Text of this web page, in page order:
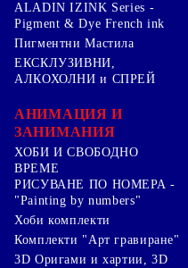
ALADIN IZINK Series -
Pigment & Dye French ink
Пигментни Мастила
ЕКСКЛУЗИВНИ,
АЛКОХОЛНИ и СПРЕЙ
АНИМАЦИЯ И
ЗАНИМАНИЯ
ХОБИ И СВОБОДНО
ВРЕМЕ
РИСУВАНЕ ПО НОМЕРА -
"Painting by numbers"
Хоби комплекти
Комплекти "Арт гравиране"
3D Оригами и хартии, 3D